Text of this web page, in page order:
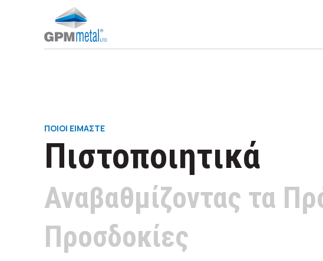
ΠΟΙΟΙ ΕΙΜΑΣΤΕ
Πιστοποιητικά
Αναβαθμίζοντας τα
Προσδοκίες
STEEL CONSTRUCTION PROJECTS